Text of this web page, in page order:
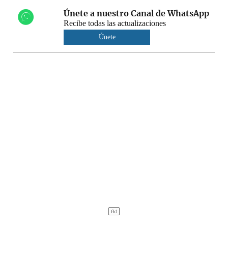
Únete a nuestro Canal de WhatsApp
Recibe todas las actualizaciones
Únete